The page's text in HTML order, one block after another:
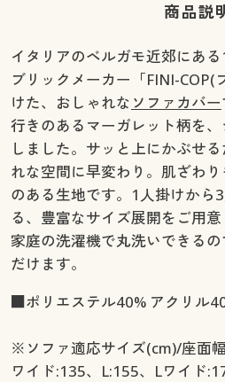
商品説
イタリアのベルガモ近郊にあ
ブリックメーカー「FINI-COP(
けた、おしゃれな ソファカバー
行きのあるマーガレット柄を
しました。サッと上にかぶせ
れな空間に早変わり。肌ざわ
のある生地です。1人掛けから
る、豊富なサイズ展開をご用
家庭の洗濯機で丸洗いできる
だけます。
■ポリエステル40% アクリル
※ソファ適応サイズ(cm)/座面
ワイド:135、L:155、Lワイド